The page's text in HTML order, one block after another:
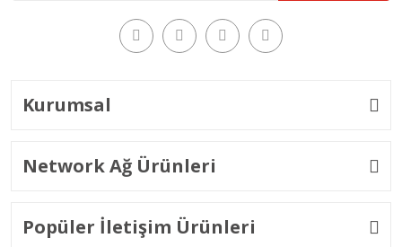
Kurumsal
Network Ağ Ürünleri
Popüler İletişim Ürünleri